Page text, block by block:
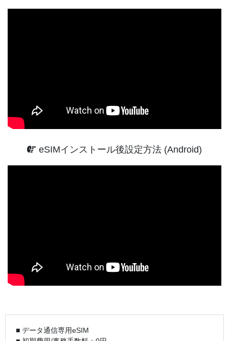
eSIMインストール後設定方法 (Android)
■ データ通信専用eSIM